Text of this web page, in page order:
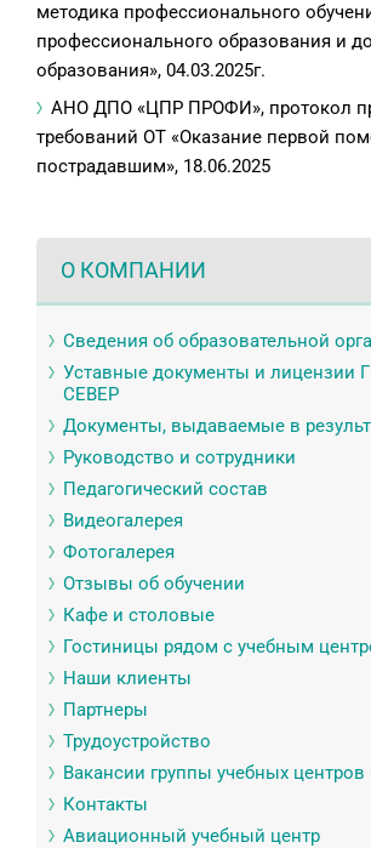
методика профессионального
профессионального образования и
образования», 04.03.2025г.
АНО ДПО «ЦПР ПРОФИ», протокол
требований ОТ «Оказание первой
пострадавшим», 18.06.2025
О КОМПАНИИ
Сведения об образовательной
Уставные документы и лицензии
СЕВЕР
Документы, выдаваемые в
Руководство и сотрудники
Педагогический состав
Видеогалерея
Фотогалерея
Отзывы об обучении
Кафе и столовые
Гостиницы рядом с учебным
Наши клиенты
Партнеры
Трудоустройство
Вакансии группы учебных
Контакты
Авиационный учебный центр